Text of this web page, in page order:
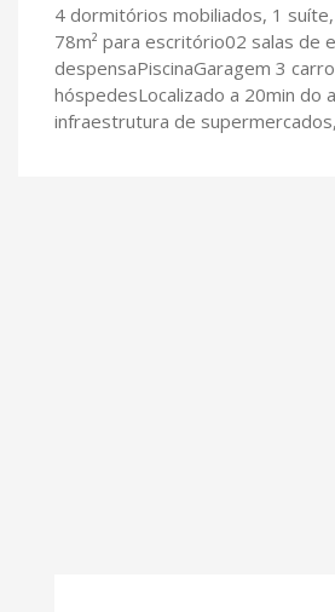
4 dormitórios mobiliados, 1
78m² para escritório02 salas de
despensaPiscinaGaragem 3
hóspedesLocalizado a 20min do
infraestrutura de